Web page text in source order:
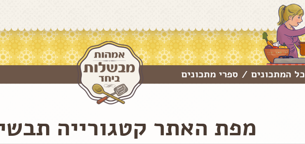
כל המתכונים / ספרי מתכונים
מפת האתר קטגורייה